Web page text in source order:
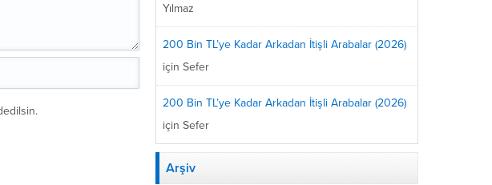
Yılmaz
200 Bin TL’ye Kadar Arkadan İtişli Arabalar (2026)
için Sefer
200 Bin TL’ye Kadar Arkadan İtişli Arabalar (2026)
için Sefer
Arşiv